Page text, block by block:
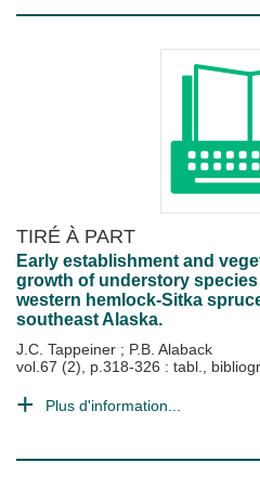
TIRÉ À PART
Early establishment and
growth of understory
western hemlock-Sitka
southeast Alaska.
J.C. Tappeiner ; P.B. Alaback
vol.67 (2), p.318-326 : tabl., bibliogr.
Plus d'information...